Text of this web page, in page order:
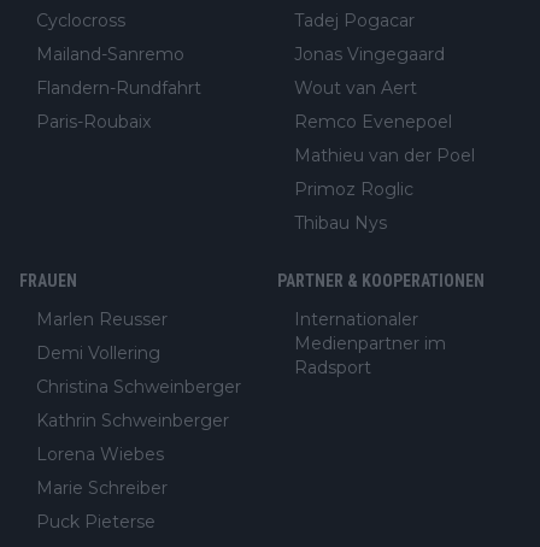
Cyclocross
Mailand-Sanremo
Flandern-Rundfahrt
Paris-Roubaix
Tadej Pogacar
Jonas Vingegaard
Wout van Aert
Remco Evenepoel
Mathieu van der Poel
Primoz Roglic
Thibau Nys
FRAUEN
Marlen Reusser
Demi Vollering
Christina Schweinberger
Kathrin Schweinberger
Lorena Wiebes
Marie Schreiber
Puck Pieterse
PARTNER & KOOPERATIONEN
Internationaler
Medienpartner im
Radsport